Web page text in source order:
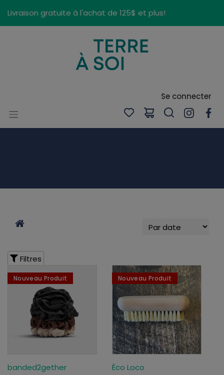
Livraison gratuite à l'achat de 125$ et plus!
Se connecter
Filtres
Nouveau Produit
banded2gether
Nouveau Produit
Éco Loco